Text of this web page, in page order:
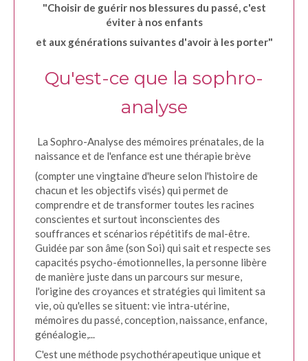
"Choisir de guérir nos blessures du passé, c'est
éviter à nos enfants
et aux générations suivantes d'avoir à les porter"
Qu'est-ce que la sophro-
analyse
La Sophro-Analyse des mémoires prénatales, de la
naissance et de l'enfance est une thérapie brève
(compter une vingtaine d'heure selon l'histoire de
chacun et les objectifs visés) qui permet de
comprendre et de transformer toutes les racines
conscientes et surtout inconscientes des
souffrances et scénarios répétitifs de mal-être.
Guidée par son âme (son Soi) qui sait et respecte ses
capacités psycho-émotionnelles, la personne libère
de manière juste dans un parcours sur mesure,
l'origine des croyances et stratégies qui limitent sa
vie, où qu'elles se situent: vie intra-utérine,
mémoires du passé, conception, naissance, enfance,
généalogie,...
C'est une méthode psychothérapeutique unique et